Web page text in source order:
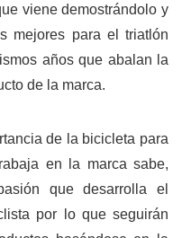
viene demostrándolo y
mejores para el triatlón
años que abalan la
de la marca.
de la bicicleta para
en la marca sabe,
que desarrolla el
por lo que seguirán